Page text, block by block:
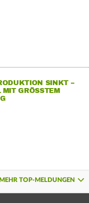
SINKT –
GRÖSSTEM R
MEHR TOP-MELDUNGEN